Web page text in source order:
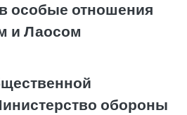
особые отношения
и Лаосом
обороны